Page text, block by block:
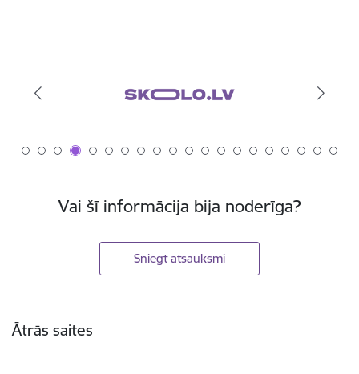
Vai šī informācija bija noderīga?
Sniegt atsauksmi
Ātrās saites